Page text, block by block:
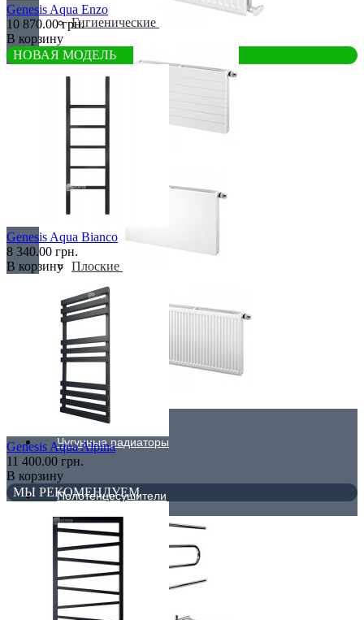
Гигиенические
Линейные
Плоские
Профильные
Чугунные радиаторы
Полотенцесушители
Бюджетные
Genesis Aqua Enzo
10 870.00 грн.
В корзину
НОВАЯ МОДЕЛЬ
Genesis Aqua Bianco
8 340.00 грн.
В корзину
Genesis Aqua Alpina
11 400.00 грн.
В корзину
МЫ РЕКОМЕНДУЕМ